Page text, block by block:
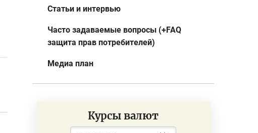
Статьи и интервью
Часто задаваемые вопросы (+FAQ
защита прав потребителей)
Медиа план
Курсы валют